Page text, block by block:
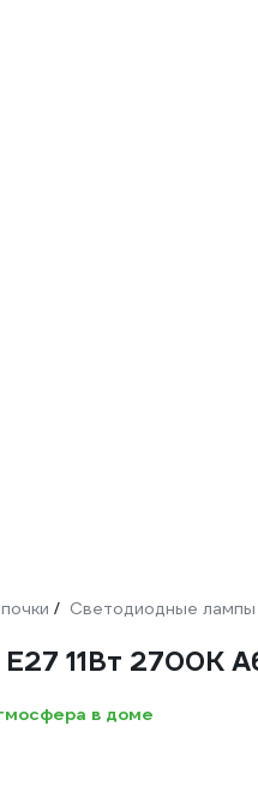
/ Светодиодные лампы
11Вт 2700К
в доме